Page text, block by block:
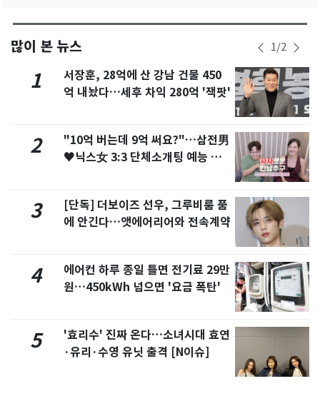
많이 본 뉴스 1/2
1
서장훈, 28억에 산 강남 건물 450
억 내놨다…세후 차익 280억 '잭팟'
2
"10억 버는데 9억 써요?"…삼전男
♥닉스女 3:3 단체소개팅 예능 화
3
[단독] 더보이즈 선우, 그루비룸 품
에 안긴다…앳에어리어와 전속계약
4
에어컨 하루 종일 틀면 전기료 29만
원…450kWh 넘으면 '요금 폭탄'
5
'효리수' 진짜 온다…소녀시대 효연
·유리·수영 유닛 출격 [N이슈]